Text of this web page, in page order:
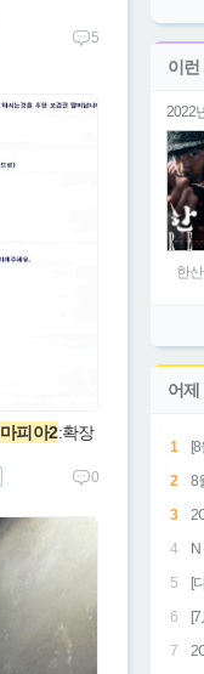
5
마피아2:확장
0
이런
2022
한
어제
1
2
3
4
5
6
7